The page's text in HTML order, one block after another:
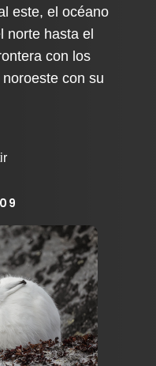
este, el océano
norte hasta el
con los
con su